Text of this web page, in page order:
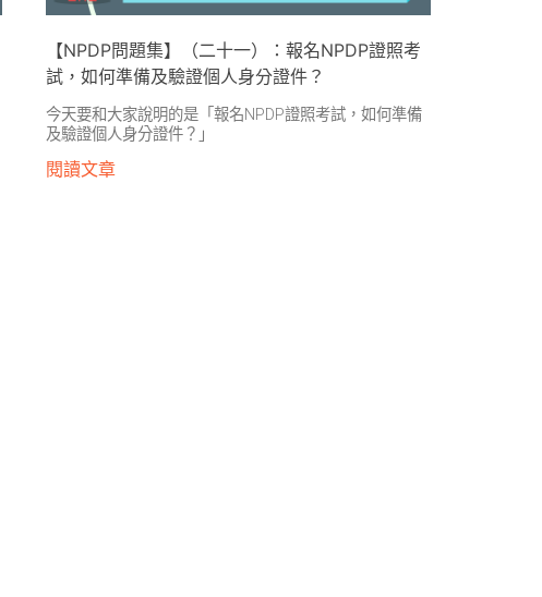
【NPDP問題集】（二十一）：報名NPDP證照考
試，如何準備及驗證個人身分證件？
今天要和大家說明的是「報名NPDP證照考試，如何準備
及驗證個人身分證件？」
閱讀文章